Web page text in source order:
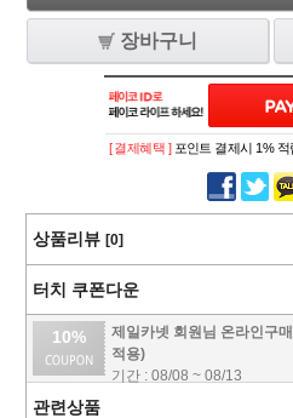
장바구니
[ 결제혜택 ] 포인트 결제시 1% 적
상품리뷰 [0]
터치 쿠폰다운
10%
제일카넷 회원님 온라인구
적용)
기간 : 08/08 ~ 08/13
관련상품